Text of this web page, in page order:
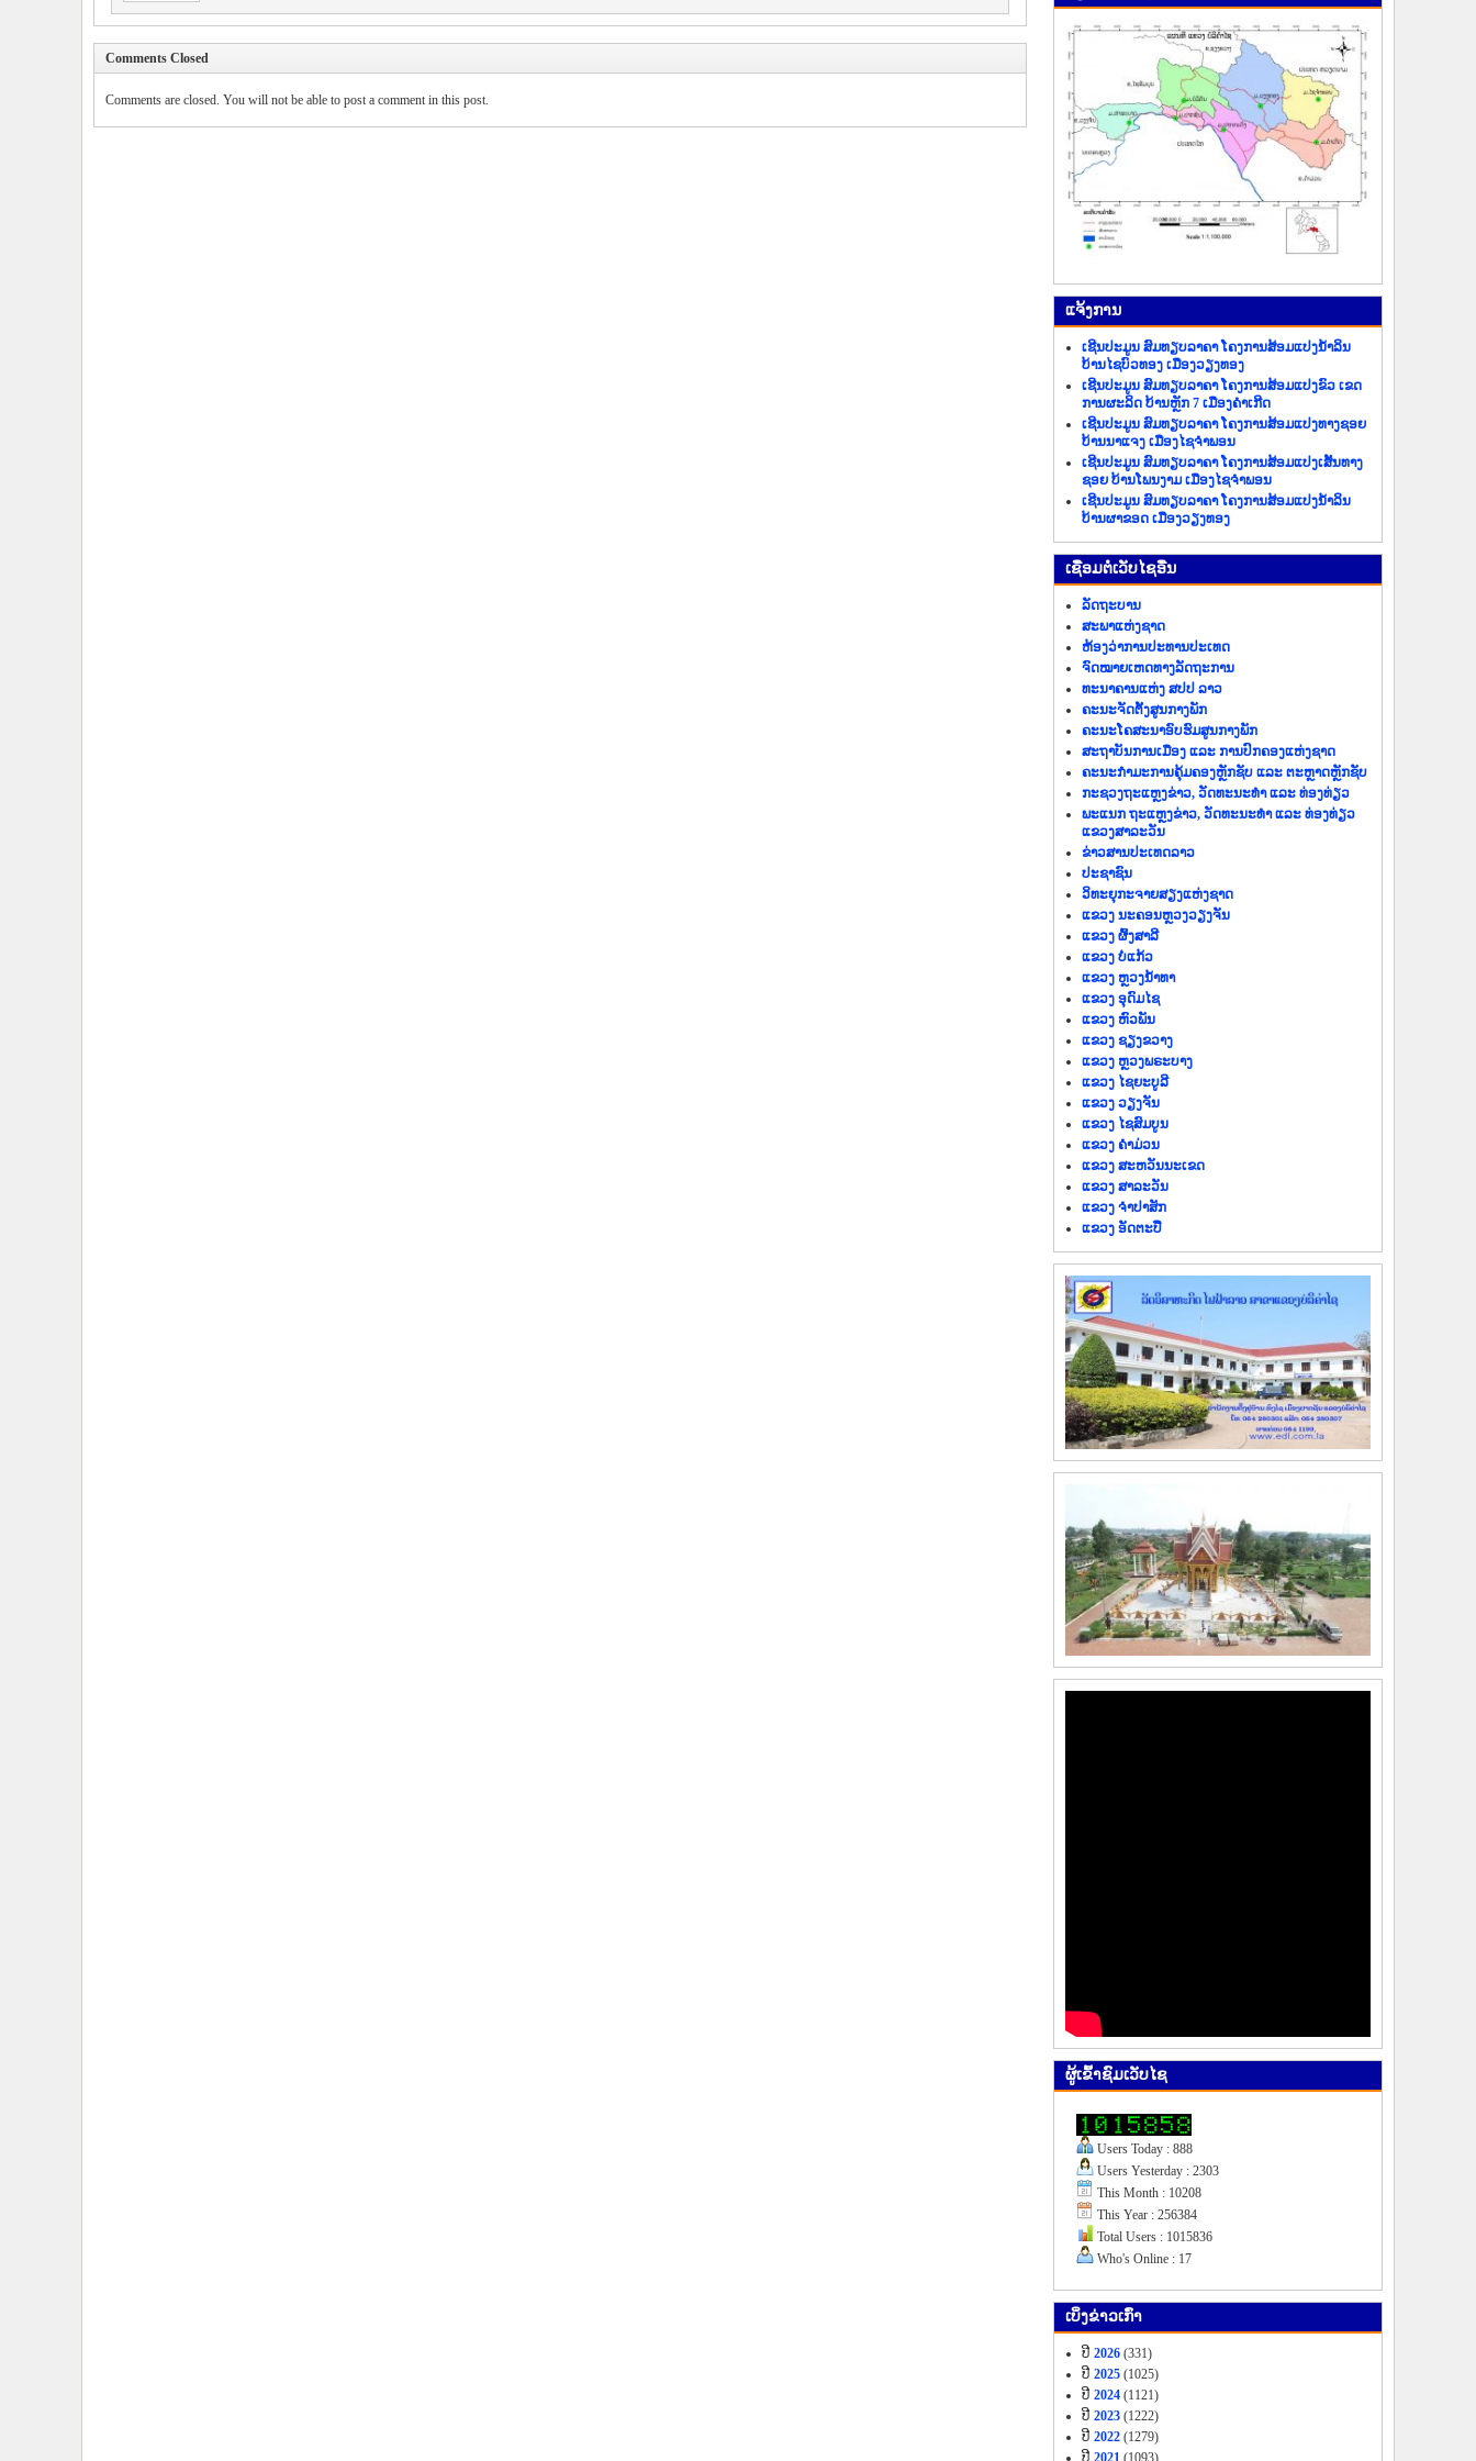
Comments Closed
Comments are closed. You will not be able to post a comment in this post.
ແຈ້ງ​ການ
ເຊີນປະມູນ ສົມທຽບລາຄາ ໂຄງການສ້ອມແປງນ້ຳລິນ
ບ້ານໄຊບົວທອງ ເມືອງວຽງທອງ
ເຊີນປະມູນ ສົມທຽບລາຄາ ໂຄງການສ້ອມແປງຂົວ ເຂດ
ການຜະລິດ ບ້ານຫຼັກ 7 ເມືອງຄຳເກີດ
ເຊີນປະມູນ ສົມທຽບລາຄາ ໂຄງການສ້ອມແປງທາງຊອຍ
ບ້ານນາແຈງ ເມືອງໄຊຈຳພອນ
ເຊີນປະມູນ ສົມທຽບລາຄາ ໂຄງການສ້ອມແປງເສັ້ນທາງ
ຊອຍ ບ້ານໂພນງາມ ເມືອງໄຊຈຳພອນ
ເຊີນປະມູນ ສົມທຽບລາຄາ ໂຄງການສ້ອມແປງນ້ຳລິນ
ບ້ານຜາຂອດ ເມືອງວຽງທອງ
​ເຊື່ອມ​ຕໍ່​ເວັບ​ໄຊ​ອື່ນ
ລັດ​ຖະ​ບານ
ສະພາແຫ່ງຊາດ
ຫ້ອງວ່າການປະທານປະເທດ
ຈົດໝາຍເຫດທາງລັດຖະການ
ທະນາຄານແຫ່ງ ສປປ ລາວ
ຄະນະຈັດຕັ້ງສູນກາງພັກ
ຄະນະໂຄສະນາອົບຮົມສູນກາງພັກ
ສະຖາບັນການເມືອງ ແລະ ການປົກຄອງແຫ່ງຊາດ
ຄະນະ​ກຳມະການ​ຄຸ້ມ​ຄອງ​ຫຼັກ​ຊັບ ແລະ ຕະຫຼາດຫຼັກຊັບ
ກະຊວງຖະແຫຼງຂ່າວ, ວັດທະນະທຳ ແລະ ທ່ອງທ່ຽວ
ພະແນກ ຖະແຫຼງຂ່າວ, ວັດທະນະທຳ ແລະ ທ່ອງທ່ຽວ
ແຂວງສາລະວັນ
ຂ່າວ​ສານ​ປະ​ເທດ​ລາວ
ປະ​ຊາ​ຊົນ
ວິທະຍຸກະຈາຍສຽງແຫ່ງຊາດ
ແຂວງ ນະ​ຄອນຫຼວງວຽງ​ຈັນ
ແຂວງ ຜົ້ງ​ສາ​ລີ
ແຂວງ ບໍ່​ແກ້ວ
ແຂວງ ຫຼວງນໍ້າທາ
ແຂວງ ອຸດົມໄຊ
ແຂວງ ຫົວພັນ
ແຂວງ ຊຽງຂວາງ
ແຂວງ ຫຼວງພຣະບາງ
ແຂວງ ໄຊຍະບູລີ
ແຂວງ ວຽງຈັນ
ແຂວງ ໄຊສົມບູນ
ແຂວງ ຄຳມ່ວນ
ແຂວງ ສະຫວັນນະເຂດ
ແຂວງ ສາລະວັນ
ແຂວງ ຈຳປາສັກ
ແຂວງ ອັດຕະປື
ຜູ້​ເຂົ້າ​ຊົມ​ເວັບ​ໄຊ
Users Today : 888
Users Yesterday : 2303
This Month : 10208
This Year : 256384
Total Users : 1015836
Who's Online : 17
ເບິ່ງ​ຂ່າວ​ເກົ່າ
ປີ 2026 (331)
ປີ 2025 (1025)
ປີ 2024 (1121)
ປີ 2023 (1222)
ປີ 2022 (1279)
ປີ 2021 (1093)